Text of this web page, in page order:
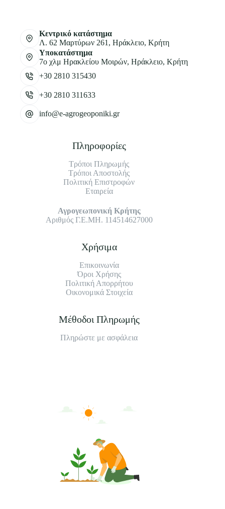
Κεντρικό κατάστημα
Λ. 62 Μαρτύρων 261, Ηράκλειο, Κρήτη
Υποκατάστημα
7ο χλμ Ηρακλείου Μοιρών, Ηράκλειο, Κρήτη
+30 2810 315430
+30 2810 311633
info@e-agrogeoponiki.gr
Πληροφορίες
Τρόποι Πληρωμής
Τρόποι Αποστολής
Πολιτική Επιστροφών
Εταιρεία
Αγρογεωπονική Κρήτης
Αριθμός Γ.Ε.ΜΗ. 114514627000
Χρήσιμα
Επικοινωνία
Όροι Χρήσης
Πολιτική Απορρήτου
Οικονομικά Στοιχεία
Μέθοδοι Πληρωμής
Πληρώστε με ασφάλεια